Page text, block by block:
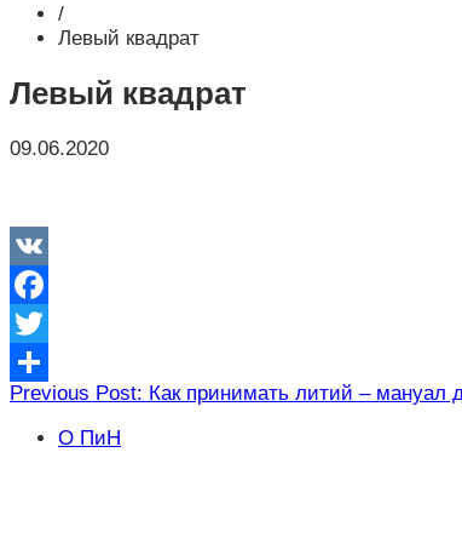
/
Левый квадрат
Левый квадрат
09.06.2020
VK
Facebook
Twitter
Отправить
Навигация
по
Previous Post: Как принимать литий – мануал
О ПиН